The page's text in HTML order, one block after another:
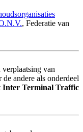
, Federatie van
van
de andere als onderdeel
Inter Terminal Traffic